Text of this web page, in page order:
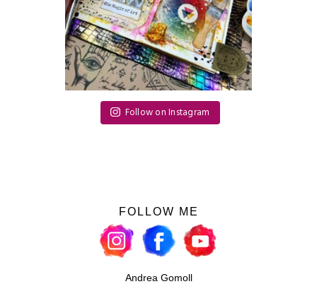
Follow on Instagram
FOLLOW ME
Andrea Gomoll